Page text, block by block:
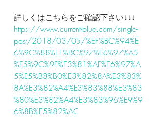
詳しくはこちらをご確認下さい↓↓↓
https://www.current-blue.com/single-
post/2018/03/05/%EF%BC%94%E
6%9C%88%EF%BC%97%E6%97%A5
%E5%9C%9F%E3%81%AF%E6%97%A
5%E5%B8%B0%E3%82%8A%E3%83%
8A%E3%82%A4%E3%83%88%E3%83
%80%E3%82%A4%E3%83%96%E9%9
6%8B%E5%82%AC